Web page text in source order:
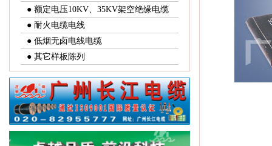
● 额定电压10KV、35KV架空绝缘电缆
● 耐火电缆电线
● 低烟无卤电线电缆
● 其它样板陈列